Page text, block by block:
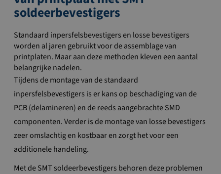
soldeerbevestigers
Standaard inpersfelsbevestigers en losse bevestigers
worden al jaren gebruikt voor de assemblage van
printplaten. Maar aan deze methoden kleven een aantal
belangrijke nadelen.
Tijdens de montage van de standaard
inpersfelsbevestigers is er kans op beschadiging van de
PCB (delamineren) en de reeds aangebrachte SMD
componenten. Verder is de montage van losse bevestigers
zeer omslachtig en kostbaar en zorgt het voor een
additionele handeling.
Met de SMT soldeerbevestigers behoren deze problemen